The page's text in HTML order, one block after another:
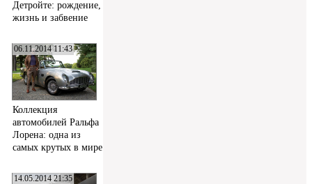
Детройте: рождение,
жизнь и забвение
06.11.2014 11:43
Коллекция
автомобилей Ральфа
Лорена: одна из
самых крутых в мире
14.05.2014 21:35